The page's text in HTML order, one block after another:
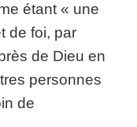
étant « une
de foi, par
de Dieu en
personnes
de